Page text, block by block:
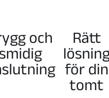
och
smidig
Rätt
för din
tomt